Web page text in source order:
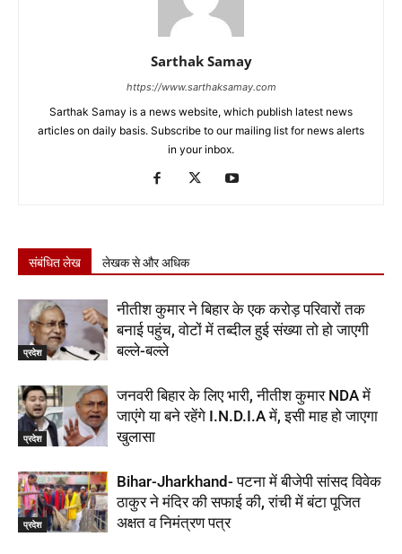
Sarthak Samay
https://www.sarthaksamay.com
Sarthak Samay is a news website, which publish latest news
articles on daily basis. Subscribe to our mailing list for news alerts
in your inbox.
संबंधित लेख लेखक से और अधिक
प्रदेश
नीतीश कुमार ने बिहार के एक करोड़ परिवारों तक
बनाई पहुंच, वोटों में तब्दील हुई संख्या तो हो जाएगी
बल्ले-बल्ले
प्रदेश
जनवरी बिहार के लिए भारी, नीतीश कुमार NDA में
जाएंगे या बने रहेंगे I.N.D.I.A में, इसी माह हो जाएगा
खुलासा
प्रदेश
Bihar-Jharkhand- पटना में बीजेपी सांसद विवेक
ठाकुर ने मंदिर की सफाई की, रांची में बंटा पूजित
अक्षत व निमंत्रण पत्र